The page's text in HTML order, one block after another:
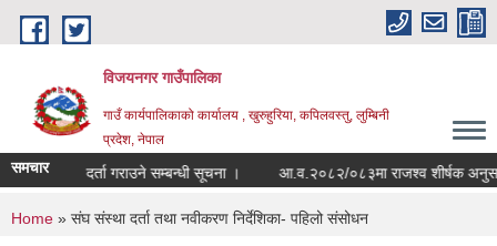
Skip to main content
विजयनगर गाउँपालिका
गाउँ कार्यपालिकाको कार्यालय , खुरुहुरिया, कपिलवस्तु, लुम्बिनी
प्रदेश, नेपाल
समचारसूची दर्ता गराउने सम्बन्धी सूचना । आ.व.२०८२/०८३मा राजश्व शीर्षक
You are here
Home » संघ संस्था दर्ता तथा नवीकरण निर्देशिका- पहिलो संसोधन